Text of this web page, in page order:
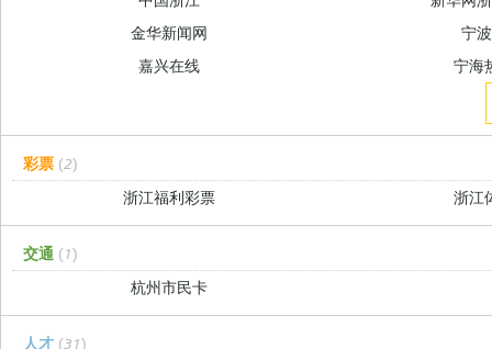
金华新闻网
宁
嘉兴在线
宁海
彩票 (2)
浙江福利彩票
浙江
交通 (1)
杭州市民卡
人才 (31)